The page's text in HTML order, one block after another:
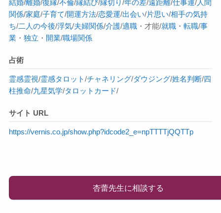
結婚/離婚/復縁/不倫/縁結び/縁切り/年の差/遠距離/仕事運/人間
関係/家庭/子育て/開運方法/恋愛運/出会い/片思い/相手の気持
ち/二人の今後/浮気/夫婦関係/介護/適職・才能/就職・ 転職/事
業 ・ 独立 ・ 開業/職場関係
占術
霊感霊視/霊感タロット/チャネリング/ダウジング/姓名判断/四
柱推命/九星気学/タロットカード/
サイト URL
https://vernis.co.jp/show.php?idcode2_e=npTTTTjQQTTp
杏蕾先生に相談する